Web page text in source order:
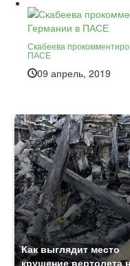
Скабеева
ПАСЕ
09 апрель, 2019
Как выглядит место
крушение вертолета